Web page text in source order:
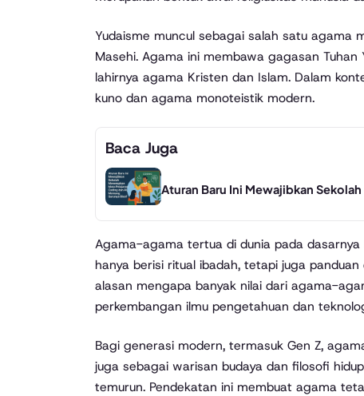
Yudaisme muncul sebagai salah satu agama
Masehi. Agama ini membawa gagasan
lahirnya agama Kristen dan Islam. Dalam
kuno dan agama monoteistik modern.
Baca Juga
Aturan Baru Ini Mewajibkan
Agama-agama tertua di dunia pada
hanya berisi ritual ibadah, tetapi juga
alasan mengapa banyak nilai dari agama-
perkembangan ilmu pengetahuan dan
Bagi generasi modern, termasuk Gen Z,
juga sebagai warisan budaya dan filosofi
temurun. Pendekatan ini membuat agama